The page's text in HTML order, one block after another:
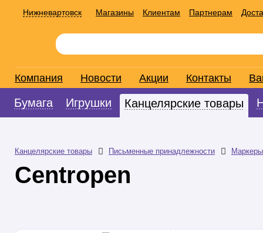
Нижневартовск Магазины Клиентам Партнерам
Компания Новости Акции Контакты
Бумага Игрушки Канцелярские товары
Канцелярские товары Письменные принадлежности Маркеры
Centropen